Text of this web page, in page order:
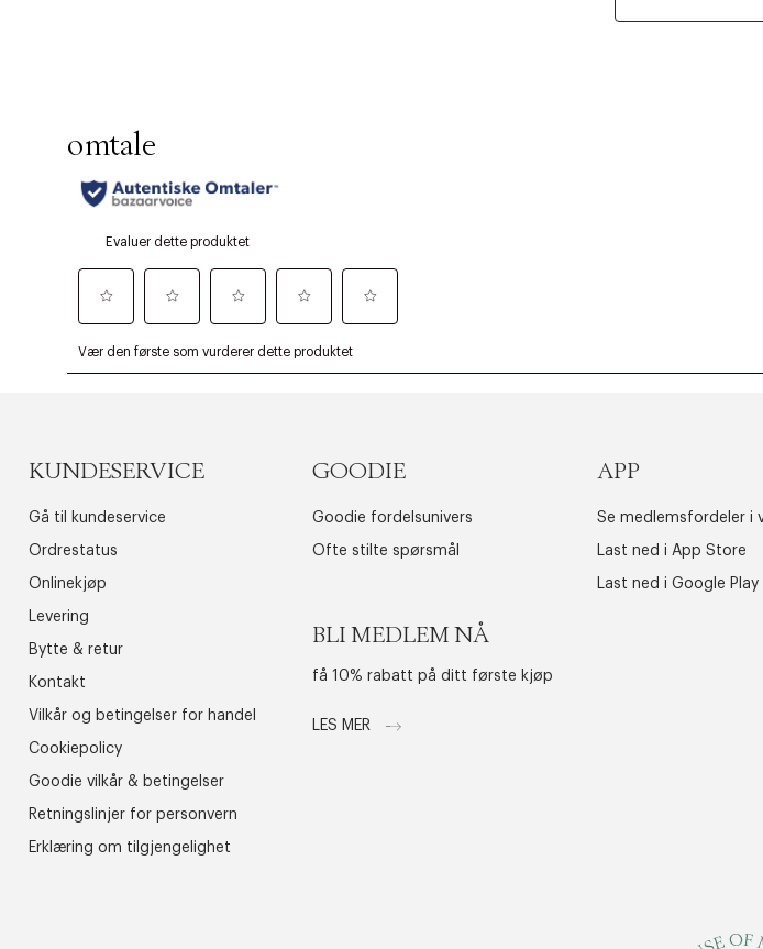
KUNDESERVICE
Gå til kundeservice
Ordrestatus
Onlinekjøp
Levering
Bytte & retur
Kontakt
Vilkår og betingelser for handel
Cookiepolicy
Goodie vilkår & betingelser
Retningslinjer for personvern
Erklæring om tilgjengelighet
GOODIE
Goodie fordelsunivers
Ofte stilte spørsmål
BLI MEDLEM NÅ
få 10% rabatt på ditt første kjøp
LES MER
APP
Se medlemsfordeler i
Last ned i App Store
Last ned i Google Play